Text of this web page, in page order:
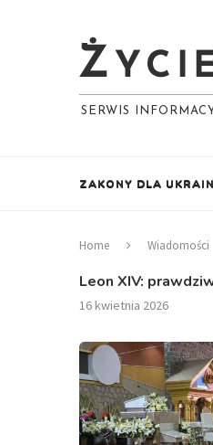
SERWIS
ZAKONY DLA
Home Wiadomości
Leon XIV:
16 kwietnia 2026